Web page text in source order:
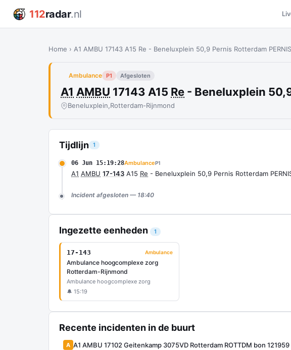
112radar.nl
Home › A1 AMBU 17143 A15 Re - Beneluxplein 50,9 Pernis Rotterdam
Ambulance P1 Afgesloten
A1 AMBU 17143 A15 Re - Beneluxplein
Beneluxplein,Rotterdam-Rijnmond
Tijdlijn 1
06 Jun 15:19:28AmbulanceP1
A1 AMBU 17-143 A15 Re - Beneluxplein 50,9 Pernis Rotterdam
Incident afgesloten — 18:40
Ingezette eenheden 1
17-143 Ambulance
Ambulance hoogcomplexe zorg
Rotterdam-Rijnmond
Ambulance hoogcomplexe zorg
🔔 15:19
Recente incidenten in de buurt
A A1 AMBU 17102 Geitenkamp 3075VD Rotterdam ROTTDM bon 121959